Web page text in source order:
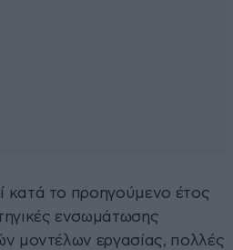
κατά το προηγούμενο έτος
ενσωμάτωσης
μοντέλων εργασίας, πολλές